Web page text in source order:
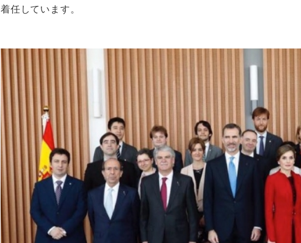
着任しています。